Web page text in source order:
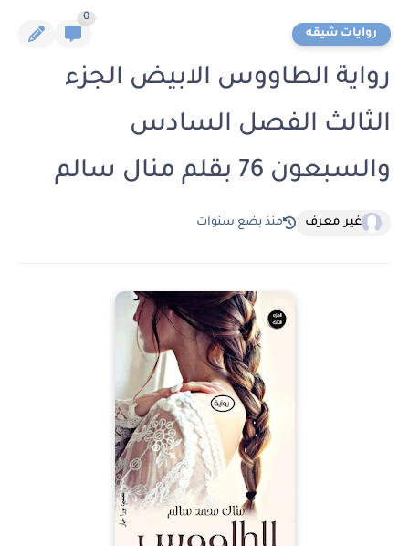
روايات شيقه
0
رواية الطاووس الابيض الجزء
الثالث الفصل السادس
والسبعون 76 بقلم منال سالم
غير معرف منذ بضع سنوات